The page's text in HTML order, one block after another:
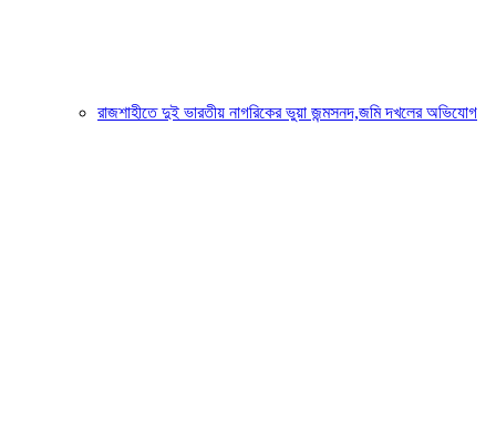
রাজশাহীতে দুই ভারতীয় নাগরিকের ভুয়া জন্মসনদ,জমি দখলের অভিযোগ